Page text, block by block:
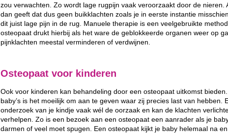
zou verwachten. Zo wordt lage rugpijn vaak veroorzaakt door de nieren.
dan geeft dat dus geen buikklachten zoals je in eerste instantie
dit juist lage pijn in de rug. Manuele therapie is een veelgebruikte
osteopaat drukt hierbij als het ware de geblokkeerde organen weer op
pijnklachten meestal verminderen of verdwijnen.
Osteopaat voor kinderen
Ook voor kinderen kan behandeling door een osteopaat uitkomst
baby’s is het moeilijk om aan te geven waar zij precies last van hebben.
onderzoek van je kindje vaak wél de oorzaak en kan de klachten
verhelpen. Zo is een bezoek aan een osteopaat een aanrader als je
darmen of veel moet spugen. Een osteopaat kijkt je baby helemaal na